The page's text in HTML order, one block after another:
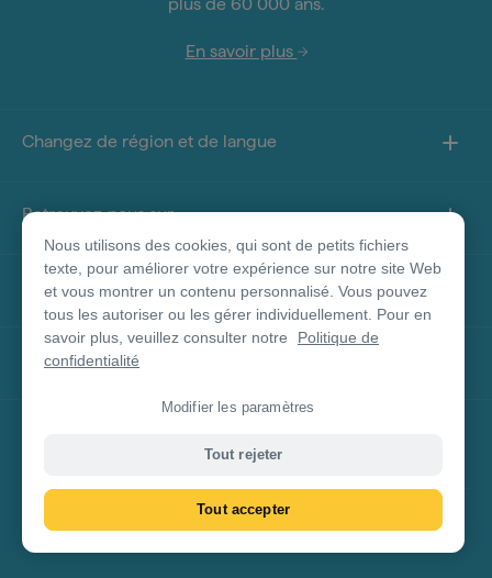
En savoir plus
Changez de région et de langue
Retrouvez-nous sur
À propos de ce site
Autres sites
Nous utilisons des cookies, qui sont de petits fichiers
texte, pour améliorer votre expérience sur notre site Web
et vous montrer un contenu personnalisé. Vous pouvez
tous les autoriser ou les gérer individuellement. Pour en
savoir plus, veuillez consulter notre
Politique de
confidentialité
Tout accepter
Tout rejeter
Modifier les paramètres